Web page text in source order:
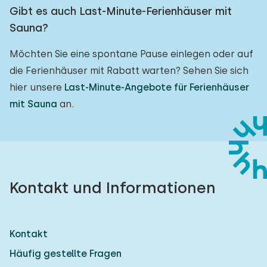
Gibt es auch Last-Minute-Ferienhäuser mit
Sauna?
Möchten Sie eine spontane Pause einlegen oder auf
die Ferienhäuser mit Rabatt warten? Sehen Sie sich
hier unsere Last-Minute-Angebote für Ferienhäuser
mit Sauna an.
Kontakt und Informationen
Kontakt
Häufig gestellte Fragen